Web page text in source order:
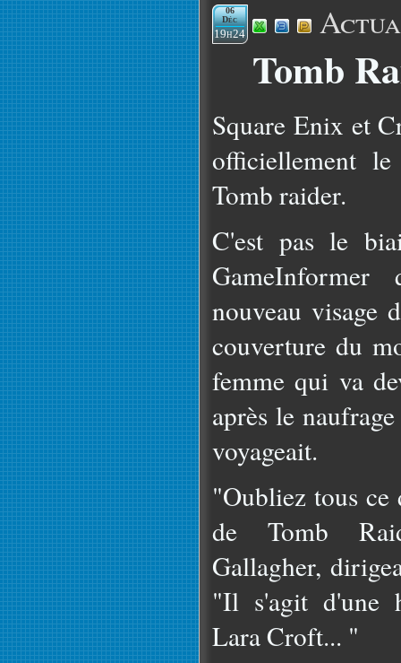
06
Déc
19h24
Tomb
Square Enix et
officiellement
Tomb raider.
C'est pas le
nouveau visage
couverture du
femme qui va
après le
voyageait.
"Oubliez tous ce
de Tomb
Gallagher,
"Il s'agit d'une
Lara Croft... "